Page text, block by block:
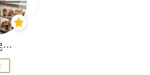
✾達芬妮•愛孩子•愛生活✾